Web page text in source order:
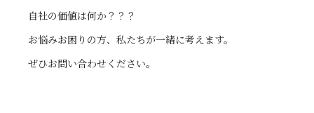
自社の価値は何か？？？
お悩みお困りの方、私たちが一緒に考えます。
ぜひお問い合わせください。